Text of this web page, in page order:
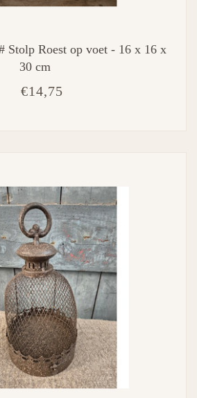
Stolp Roest op voet - 16 x 16 x
30 cm
€14,75